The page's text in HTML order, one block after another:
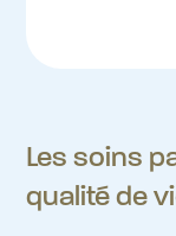
Les soins
qualité de